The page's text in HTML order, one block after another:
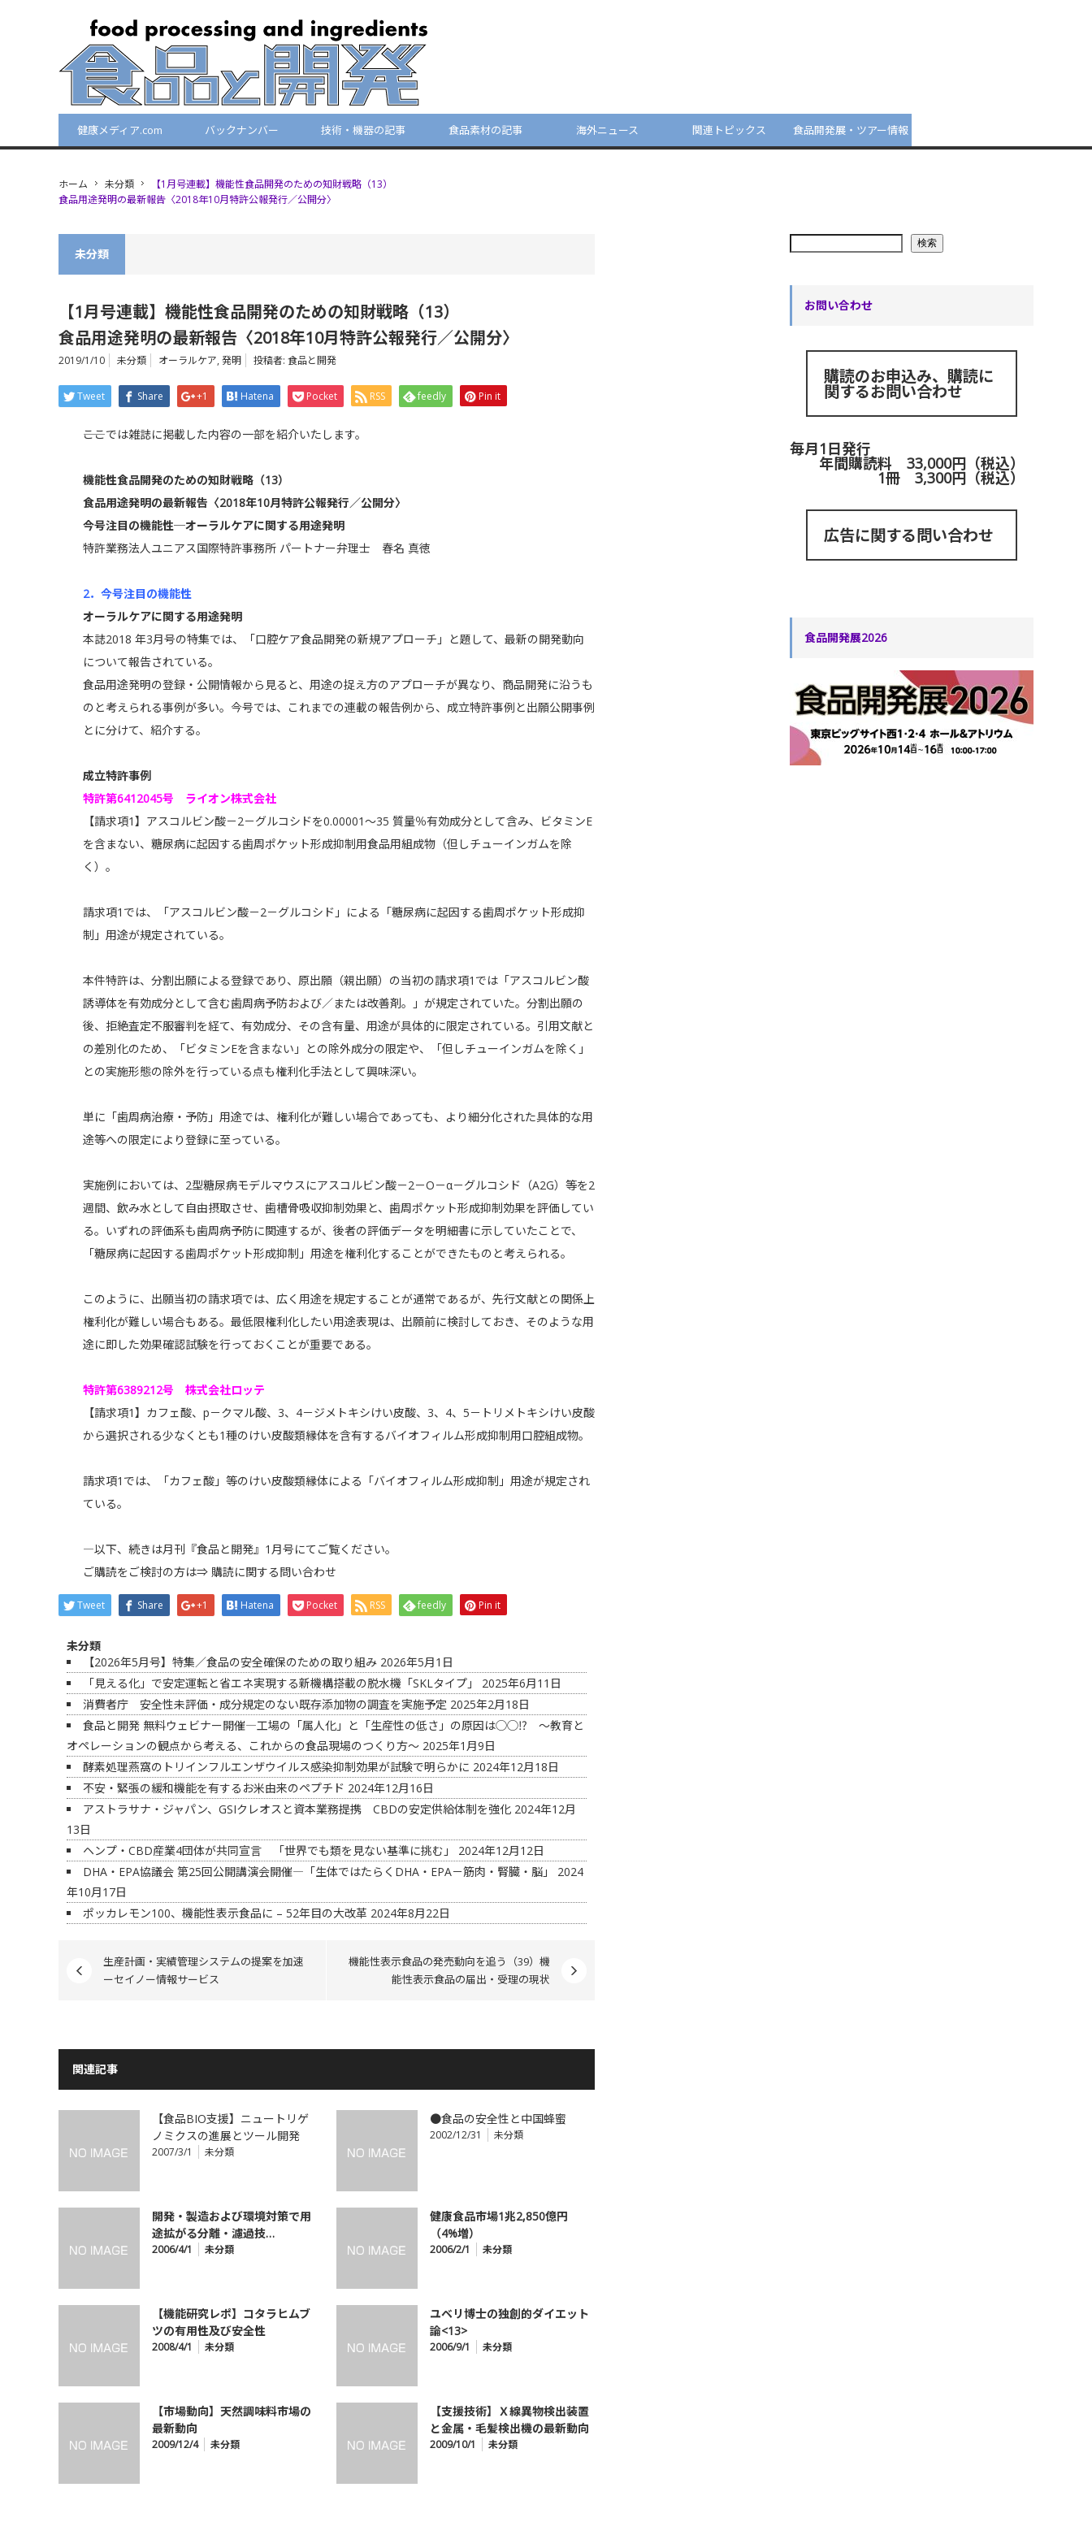
健康メディア.com バックナンバー 技術・機器の記事 食品素材の記事 海外ニュース 関連トピックス 食品開発展・ツアー情報
ホーム 未分類
【1月号連載】機能性食品開発のための知財戦略（13）
食品用途発明の最新報告〈2018年10月特許公報発行／公開分〉
未分類
【1月号連載】機能性食品開発のための知財戦略（13）
食品用途発明の最新報告〈2018年10月特許公報発行／公開分〉
2019/1/10 未分類 オーラルケア, 発明 投稿者: 食品と開発
Tweet Share +1 Hatena Pocket RSS feedly Pin it
――ここでは雑誌に掲載した内容の一部を紹介いたします。
機能性食品開発のための知財戦略（13）
食品用途発明の最新報告〈2018年10月特許公報発行／公開分〉
今号注目の機能性─オーラルケアに関する用途発明
特許業務法人ユニアス国際特許事務所 パートナー弁理士 春名 真徳
2．今号注目の機能性
オーラルケアに関する用途発明
本誌2018 年3月号の特集では、「口腔ケア食品開発の新規アプローチ」と題して、最新の開発動向
について報告されている。
食品用途発明の登録・公開情報から見ると、用途の捉え方のアプローチが異なり、商品開発に沿うも
のと考えられる事例が多い。今号では、これまでの連載の報告例から、成立特許事例と出願公開事例
とに分けて、紹介する。
成立特許事例
特許第6412045号 ライオン株式会社
【請求項1】アスコルビン酸－2－グルコシドを0.00001〜35 質量％有効成分として含み、ビタミンE
を含まない、糖尿病に起因する歯周ポケット形成抑制用食品用組成物（但しチューインガムを除
く）。
請求項1では、「アスコルビン酸－2－グルコシド」による「糖尿病に起因する歯周ポケット形成抑
制」用途が規定されている。
本件特許は、分割出願による登録であり、原出願（親出願）の当初の請求項1では「アスコルビン酸
誘導体を有効成分として含む歯周病予防および／または改善剤。」が規定されていた。分割出願の
後、拒絶査定不服審判を経て、有効成分、その含有量、用途が具体的に限定されている。引用文献と
の差別化のため、「ビタミンEを含まない」との除外成分の限定や、「但しチューインガムを除く」
との実施形態の除外を行っている点も権利化手法として興味深い。
単に「歯周病治療・予防」用途では、権利化が難しい場合であっても、より細分化された具体的な用
途等への限定により登録に至っている。
実施例においては、2型糖尿病モデルマウスにアスコルビン酸－2－O－α－グルコシド（A2G）等を2
週間、飲み水として自由摂取させ、歯槽骨吸収抑制効果と、歯周ポケット形成抑制効果を評価してい
る。いずれの評価系も歯周病予防に関連するが、後者の評価データを明細書に示していたことで、
「糖尿病に起因する歯周ポケット形成抑制」用途を権利化することができたものと考えられる。
このように、出願当初の請求項では、広く用途を規定することが通常であるが、先行文献との関係上
権利化が難しい場合もある。最低限権利化したい用途表現は、出願前に検討しておき、そのような用
途に即した効果確認試験を行っておくことが重要である。
特許第6389212号 株式会社ロッテ
【請求項1】カフェ酸、p－クマル酸、3、4－ジメトキシけい皮酸、3、4、5－トリメトキシけい皮酸
から選択される少なくとも1種のけい皮酸類縁体を含有するバイオフィルム形成抑制用口腔組成物。
請求項1では、「カフェ酸」等のけい皮酸類縁体による「バイオフィルム形成抑制」用途が規定され
ている。
―以下、続きは月刊『食品と開発』1月号にてご覧ください。
ご購読をご検討の方は⇒ 購読に関する問い合わせ
Tweet Share +1 Hatena Pocket RSS feedly Pin it
未分類
【2026年5月号】特集／食品の安全確保のための取り組み 2026年5月1日
「見える化」で安定運転と省エネ実現する新機構搭載の脱水機「SKLタイプ」
2025年6月11日
消費者庁 安全性未評価・成分規定のない既存添加物の調査を実施予定 2025年2月18日
食品と開発 無料ウェビナー開催―工場の「属人化」と「生産性の低さ」の原因は◯◯⁉ ～教育と
オペレーションの観点から考える、これからの食品現場のつくり方～ 2025年1月9日
酵素処理燕窩のトリインフルエンザウイルス感染抑制効果が試験で明らかに 2024年12月18日
不安・緊張の緩和機能を有するお米由来のペプチド 2024年12月16日
アストラサナ・ジャパン、GSIクレオスと資本業務提携 CBDの安定供給体制を強化 2024年12月
13日
ヘンプ・CBD産業4団体が共同宣言 「世界でも類を見ない基準に挑む」
2024年12月12日
DHA・EPA協議会 第25回公開講演会開催―「生体ではたらくDHA・EPA－筋肉・腎臓・脳」
2024
年10月17日
ポッカレモン100、機能性表示食品に – 52年目の大改革 2024年8月22日
生産計画・実績管理システムの提案を加速
ーセイノー情報サービス
機能性表示食品の発売動向を追う（39）機
能性表示食品の届出・受理の現状
関連記事
【食品BIO支援】ニュートリゲ
ノミクスの進展とツール開発
2007/3/1 未分類
●食品の安全性と中国蜂蜜
2002/12/31 未分類
開発・製造および環境対策で用
途拡がる分離・濾過技…
2006/4/1 未分類
健康食品市場1兆2,850億円
（4%増）
2006/2/1 未分類
【機能研究レポ】コタラヒムブ
ツの有用性及び安全性
2008/4/1 未分類
ユベリ博士の独創的ダイエット
論<13>
2006/9/1 未分類
【市場動向】天然調味料市場の
最新動向
2009/12/4 未分類
【支援技術】Ｘ線異物検出装置
と金属・毛髪検出機の最新動向
2009/10/1 未分類
検索
お問い合わせ
購読のお申込み、購読に
関するお問い合わせ
毎月1日発行
年間購読料 33,000円（税込）
1冊 3,300円（税込）
広告に関する問い合わせ
食品開発展2026